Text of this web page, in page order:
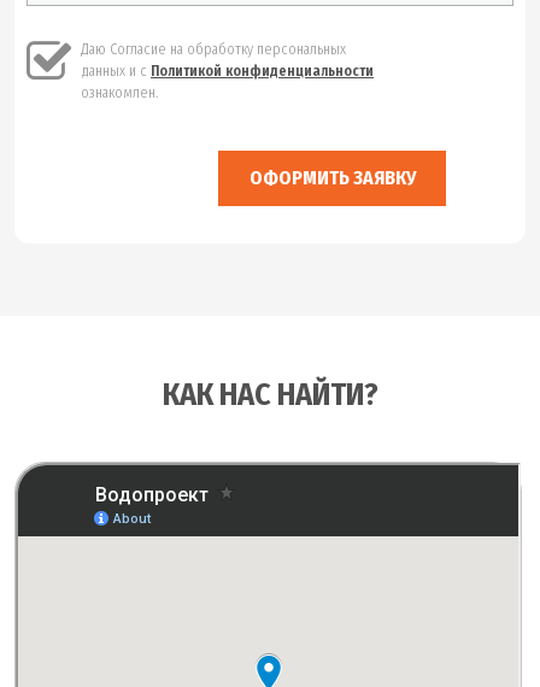
Даю Согласие на обработку персональных
данных и с Политикой конфиденциальности
ознакомлен.
ОФОРМИТЬ ЗАЯВКУ
КАК НАС НАЙТИ?